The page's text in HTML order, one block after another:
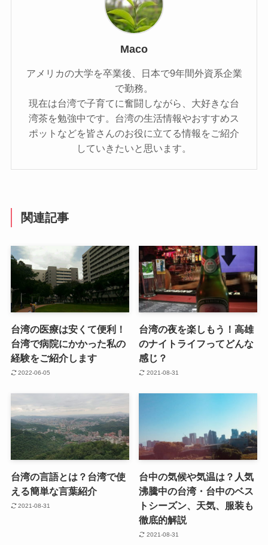
Maco
アメリカの大学を卒業後、日本で9年間外資系企業
で勤務。
現在は台湾で子育てに奮闘しながら、大好きな台
湾茶を勉強中です。台湾の生活情報やおすすめス
ポットなどを皆さんのお役に立てる情報をご紹介
していきたいと思います。
関連記事
台湾の医療は安くて便利！
台湾で病院にかかった私の
経験をご紹介します
2022-06-05
台湾の夜を楽しもう！高雄
のナイトライフってどんな
感じ？
2021-08-31
台湾の言語とは？台湾で使
える簡単な言葉紹介
2021-08-31
台中の気候や気温は？人気
沸騰中の台湾・台中のベス
トシーズン、天気、服装も
徹底的解説
2021-08-31